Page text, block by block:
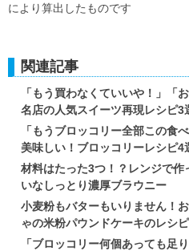
により算出したものです
関連記事
「もう買わなくていいや！」「
名店の人気スイーツ再現レシピ3
「もうブロッコリー全部この食
美味しい！ブロッコリーレシピ4
材料はたった3つ！？レンジで
いなしっとり濃厚ブラウニー
小麦粉もバターもいりません！
ゃの米粉パウンドケーキのレシピ
「ブロッコリー何個あっても足